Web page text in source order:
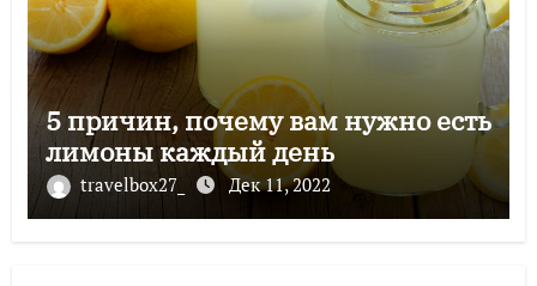
5 причин, почему вам нужно есть
лимоны каждый день
travelbox27_ Дек 11, 2022